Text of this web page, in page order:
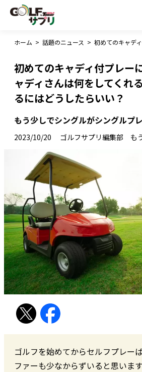
ホーム > 話題のニュース >
初めてのキャディ付プレー
ャディさんは何をしてくれ
るにはどうしたらいい？
もう少しでシングルがシングルプ
2023/10/20 ゴルフサプリ編集部 も
ゴルフを始めてからセルフプレー
ファーも少なからずいると思いま